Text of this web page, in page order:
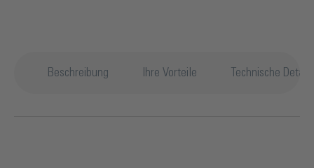
Beschreibung Ihre Vorteile Technische Details